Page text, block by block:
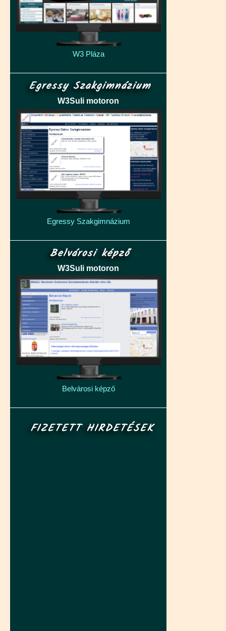
W3 Pláza
Egressy Szakgimnázium
W3Suli motoron
Egressy Szakgimnázium
Belvárosi képző
W3Suli motoron
Belvárosi képző
FIZETETT HIRDETÉSEK